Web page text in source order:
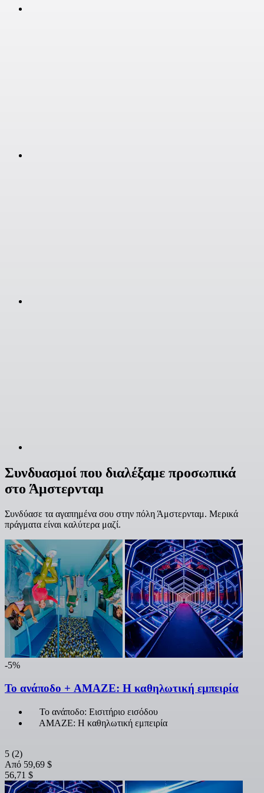
Συνδυασμοί που διαλέξαμε προσωπικά
στο Άμστερνταμ
Συνδύασε τα αγαπημένα σου στην πόλη Άμστερνταμ. Μερικά
πράγματα είναι καλύτερα μαζί.
-5%
Το ανάποδο + AMAZE: Η καθηλωτική εμπειρία
Το ανάποδο: Εισιτήριο εισόδου
AMAZE: Η καθηλωτική εμπειρία
5 (2)
Από 59,69 $
56,71 $